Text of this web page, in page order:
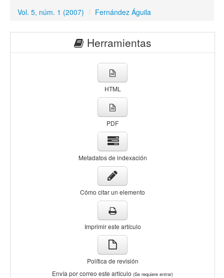
Vol. 5, núm. 1 (2007) / Fernández Águila
Herramientas
HTML
PDF
Metadatos de indexación
Cómo citar un elemento
Imprimir este artículo
Política de revisión
Envía por correo este artículo (Se requiere entrar)